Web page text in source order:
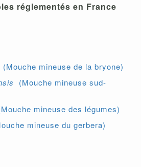
réglementés en France
(Mouche mineuse de la bryone)
(Mouche mineuse sud-
mineuse des légumes)
mineuse du gerbera)